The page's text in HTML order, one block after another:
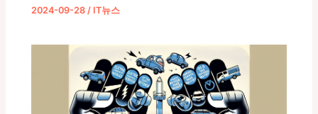
2024-09-28 / IT뉴스